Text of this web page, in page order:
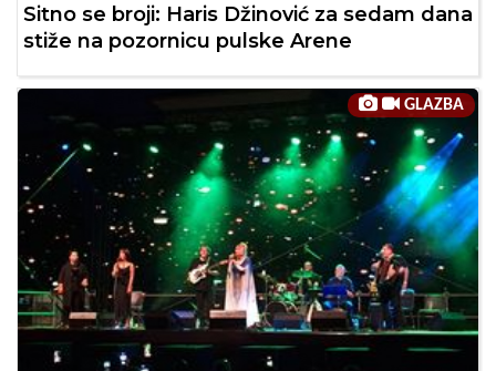
Sitno se broji: Haris Džinović za sedam dana
stiže na pozornicu pulske Arene
GLAZBA